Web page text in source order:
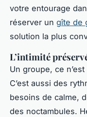
votre entourage
réserver un gîte de
solution la plus
L’intimité
Un groupe, ce
C’est aussi des
besoins de calme,
des noctambules.